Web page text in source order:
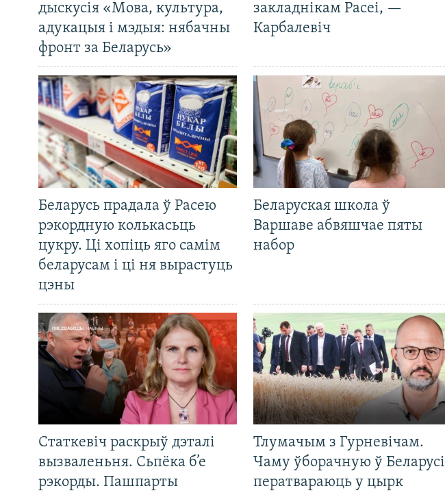
дыскусія «Мова, культура,
адукацыя і мэдыя: нябачны
фронт за Беларусь»
закладнікам Расеі, —
Карбалевіч
Беларусь прадала ў Расею
рэкордную колькасьць
цукру. Ці хопіць яго самім
беларусам і ці ня вырастуць
цэны
Беларуская школа ў
Варшаве абвяшчае пяты
набор
Статкевіч раскрыў дэталі
вызваленьня. Сьпёка б’е
рэкорды. Пашпарты
Тлумачым з Гурневічам.
Чаму ўборачную ў Беларусі
ператвараюць у цырк